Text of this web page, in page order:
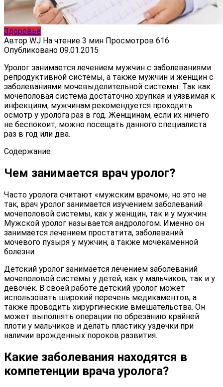
Здоровье
Автор WJ На чтение 3 мин Просмотров 616
Опубликовано 09.01.2015
Уролог занимается лечением мужчин с заболеваниями
репродуктивной системы, а также мужчин и женщин с
заболеваниями мочевыделительной системы. Так как
мочеполовая система достаточно хрупкая и уязвимая к
инфекциям, мужчинам рекомендуется проходить
осмотр у уролога раз в год. Женщинам, если их ничего
не беспокоит, можно посещать данного специалиста
раз в год или два.
Содержание
Чем занимается врач уролог?
Часто уролога считают «мужским врачом», но это не
так, врач уролог занимается изучением заболеваний
мочеполовой системы, как у женщин, так и у мужчин.
Мужской уролог называется андрологом. Именно он
занимается лечением простатита, заболеваний
мочевого пузыря у мужчин, а также мочекаменной
болезни.
Детский уролог занимается лечением заболеваний
мочеполовой системы у детей, как у мальчиков, так и у
девочек. В своей работе детский уролог может
использовать широкий перечень медикаментов, а
также проводить хирургические вмешательства. Он
может выполнять операции по обрезанию крайней
плоти у мальчиков и делать пластику уздечки при
наличии врожденных пороков развития.
Какие заболевания находятся в
компетенции врача уролога?